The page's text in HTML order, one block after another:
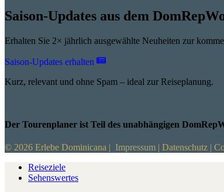
Saison-Updates aus dem
Erhalten Sie 2× jährlich ausgewählte Neuheiten zur
Saison-Updates erhalten
Kurz, relevant und ohne Spam – ideal zur Reiseplanung.
Der Tourenplaner ist Teil des unabhängigen
© 2026 Erlebe Dominicana | Impressum | Datenschutz |
Reiseziele
Sehenswertes